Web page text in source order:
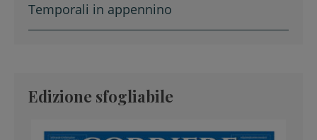
Temporali in appennino
Edizione sfogliabile